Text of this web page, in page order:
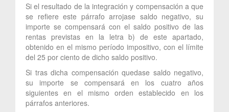
Si el resultado de la integración y compensación a que
se refiere este párrafo arrojase saldo negativo, su
importe se compensará con el saldo positivo de las
rentas previstas en la letra b) de este apartado,
obtenido en el mismo período impositivo, con el límite
del 25 por ciento de dicho saldo positivo.
Si tras dicha compensación quedase saldo negativo,
su importe se compensará en los cuatro años
siguientes en el mismo orden establecido en los
párrafos anteriores.